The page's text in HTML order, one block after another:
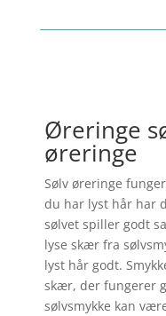
Øreringe
øreringe
Sølv øreringe
du har lyst hår har
sølvet spiller godt
lyse skær fra
lyst hår godt.
skær, der fungerer
sølvsmykke kan